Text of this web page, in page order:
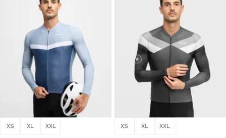
XS XL XXL XS XL XXL